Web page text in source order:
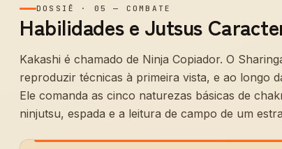
DOSSIÊ · 05 — COMBATE
Habilidades e Jutsus
Kakashi é chamado de Ninja Copiador. O
reproduzir técnicas à primeira vista, e ao longo
Ele comanda as cinco naturezas básicas de
ninjutsu, espada e a leitura de campo de um